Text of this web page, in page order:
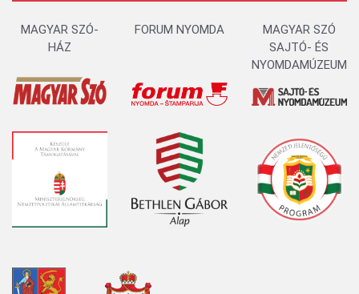
MAGYAR SZÓ-
HÁZ
FORUM NYOMDA
MAGYAR SZÓ
SAJTÓ- ÉS
NYOMDAMÚZEUM